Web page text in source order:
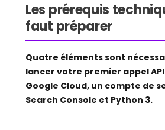
Les prérequis
faut préparer
Quatre éléments sont
lancer votre premier appel
Google Cloud, un compte de
Search Console et Python 3.